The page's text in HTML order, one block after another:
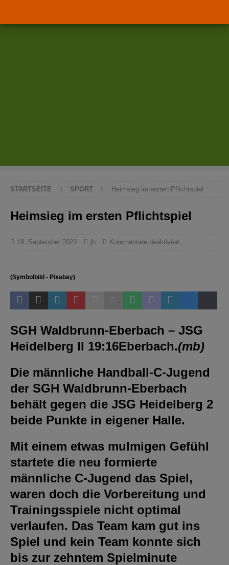
STARTSEITE SPORT Heimsieg im ersten Pflichtspiel
Heimsieg im ersten Pflichtspiel
18. September 2023 jh Kommentare deaktiviert
(Symbolbild - Pixabay)
SGH Waldbrunn-Eberbach – JSG
Heidelberg II 19:16Eberbach.(mb)
Die männliche Handball-C-Jugend
der SGH Waldbrunn-Eberbach
behält gegen die JSG Heidelberg 2
beide Punkte in eigener Halle.
Mit einem etwas mulmigen Gefühl
startete die neu formierte
männliche C-Jugend das Spiel,
waren doch die Vorbereitung und
Trainingsspiele nicht optimal
verlaufen. Das Team kam gut ins
Spiel und kein Team konnte sich
bis zur zehntem Spielminute